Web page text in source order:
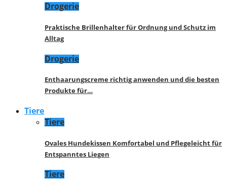
Drogerie
Praktische Brillenhalter für Ordnung und Schutz im
Alltag
Drogerie
Enthaarungscreme richtig anwenden und die besten
Produkte für…
Tiere
Tiere
Ovales Hundekissen Komfortabel und Pflegeleicht für
Entspanntes Liegen
Tiere